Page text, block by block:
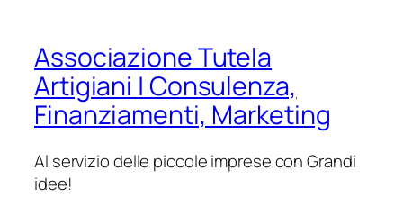
Associazione Tutela
Artigiani | Consulenza,
Finanziamenti, Marketing
Al servizio delle piccole imprese con Grandi
idee!